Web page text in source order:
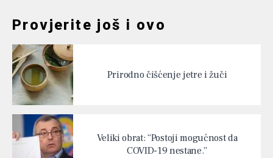
Provjerite još i ovo
Prirodno čišćenje jetre i žuči
Veliki obrat: “Postoji mogućnost da
COVID-19 nestane.”